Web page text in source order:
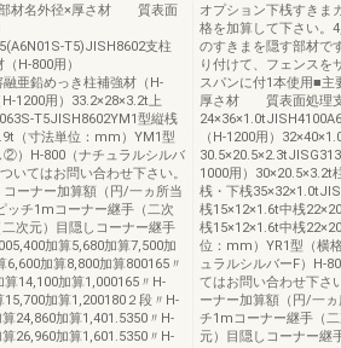
部材名外径×厚さ材 質表面
T5)JISH8602支柱
H-800用）
亜鉛めっき柱補強材（H-
1200用）33.2×28×3.2t上
T5JISH8602YM1型縦桟
（寸法単位：mm）YM1型
②）H-800（ナチュラルシルバ
いてはお問い合わせ下さい。
ーナー加算額（円/一ヵ所当
ッチ1mコーナー継手（二次
次元）目隠しコーナー継手
加算5,680加算7,500加
加算8,800加算800165〃
14,100加算1,000165〃H-
加算1,200180２段〃H-
24,860加算1,401.5350〃H-
26,960加算1,601.5350〃H-
オプション下桟すきま
格を加算して下さい。
のすきまを隠す部材で
り付けて、フェンスを
スパンに付1本使用■主
厚さ材 質表面処理支
（H-1200用）
1000用）30×20.5×3.2t
桟・下桟
桟15×12×1.6t中桟
桟15×12×1.6t中桟
位：mm）YR1型（横
ュラルシルバーF）H-
てはお問い合わせ下
ーナー加算額（円/一
チ1mコーナー継手（
元）目隠しコーナー継